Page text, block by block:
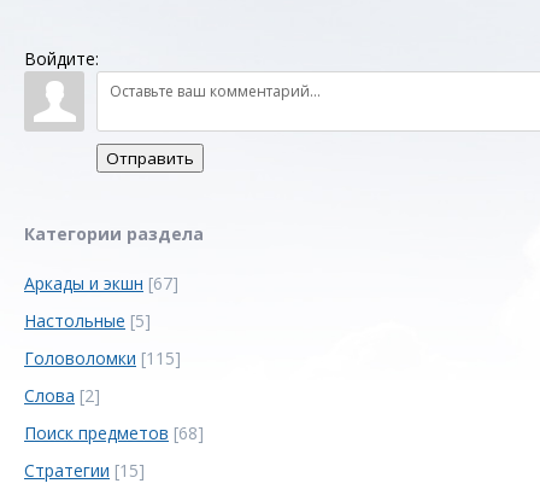
Войдите:
Отправить
Категории раздела
Аркады и экшн [67]
Настольные [5]
Головоломки [115]
Слова [2]
Поиск предметов [68]
Стратегии [15]